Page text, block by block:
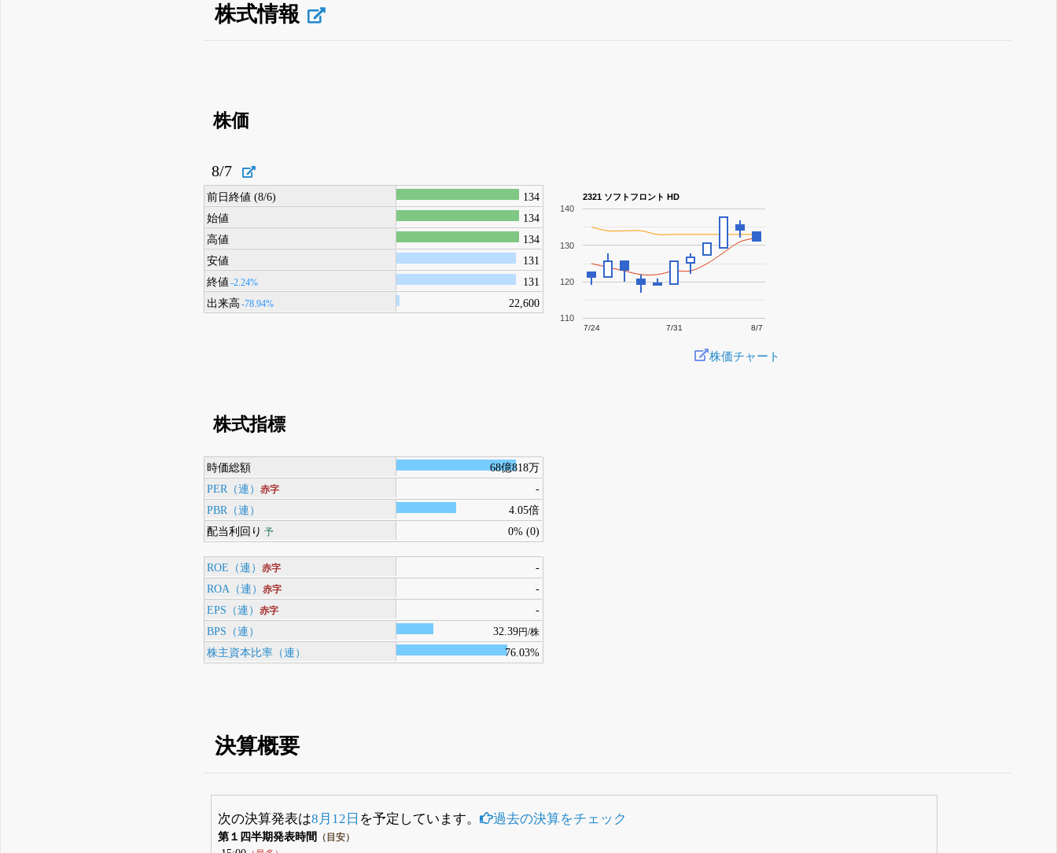
株式情報
株価
8/7
前日終値 (8/6)
134
始値
134
高値
134
安値
131
終値 -2.24%
131
出来高 -78.94% 22,600
2321 ソフトフロント HD
7/24 7/31 8/7
110
120
130
140
株価チャート
株式指標
時価総額
68億818万
PER（連）赤字
-
PBR（連）
4.05倍
配当利回り 予 0% (0)
ROE（連）赤字
-
ROA（連）赤字
-
EPS（連）赤字
-
BPS（連）
32.39円/株
株主資本比率（連） 76.03%
決算概要
次の決算発表は8月12日 を予定しています。 過去の決算をチェック
第１四半期発表時間 （目安）